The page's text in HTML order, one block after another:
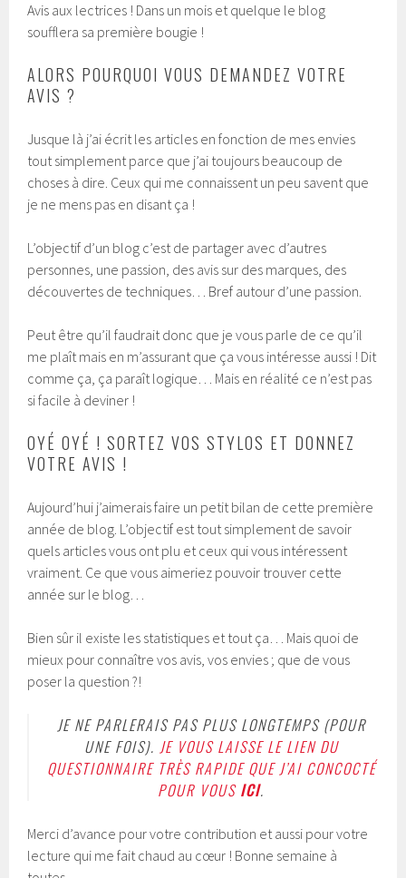
Avis aux lectrices ! Dans un mois et quelque le blog
soufflera sa première bougie !
ALORS POURQUOI VOUS DEMANDEZ VOTRE
AVIS ?
Jusque là j’ai écrit les articles en fonction de mes envies
tout simplement parce que j’ai toujours beaucoup de
choses à dire. Ceux qui me connaissent un peu savent que
je ne mens pas en disant ça !
L’objectif d’un blog c’est de partager avec d’autres
personnes, une passion, des avis sur des marques, des
découvertes de techniques… Bref autour d’une passion.
Peut être qu’il faudrait donc que je vous parle de ce qu’il
me plaît mais en m’assurant que ça vous intéresse aussi ! Dit
comme ça, ça paraît logique… Mais en réalité ce n’est pas
si facile à deviner !
OYÉ OYÉ ! SORTEZ VOS STYLOS ET DONNEZ
VOTRE AVIS !
Aujourd’hui j’aimerais faire un petit bilan de cette première
année de blog. L’objectif est tout simplement de savoir
quels articles vous ont plu et ceux qui vous intéressent
vraiment. Ce que vous aimeriez pouvoir trouver cette
année sur le blog…
Bien sûr il existe les statistiques et tout ça… Mais quoi de
mieux pour connaître vos avis, vos envies ; que de vous
poser la question ?!
JE NE PARLERAIS PAS PLUS LONGTEMPS (POUR
UNE FOIS). JE VOUS LAISSE LE LIEN DU
QUESTIONNAIRE TRÈS RAPIDE QUE J’AI CONCOCTÉ
POUR VOUS ICI.
Merci d’avance pour votre contribution et aussi pour votre
lecture qui me fait chaud au cœur ! Bonne semaine à